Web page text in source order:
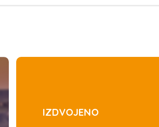
IZDVOJENO